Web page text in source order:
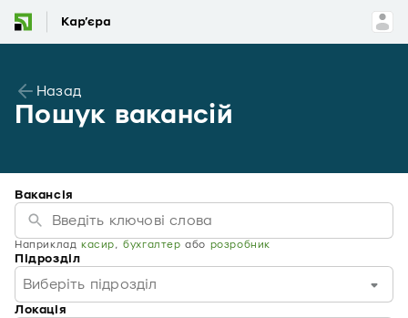
Назад
Пошук вакансій
Вакансія
Наприклад касир,бухгалтер або розробник
Підрозділ
Виберіть підрозділ
Локація